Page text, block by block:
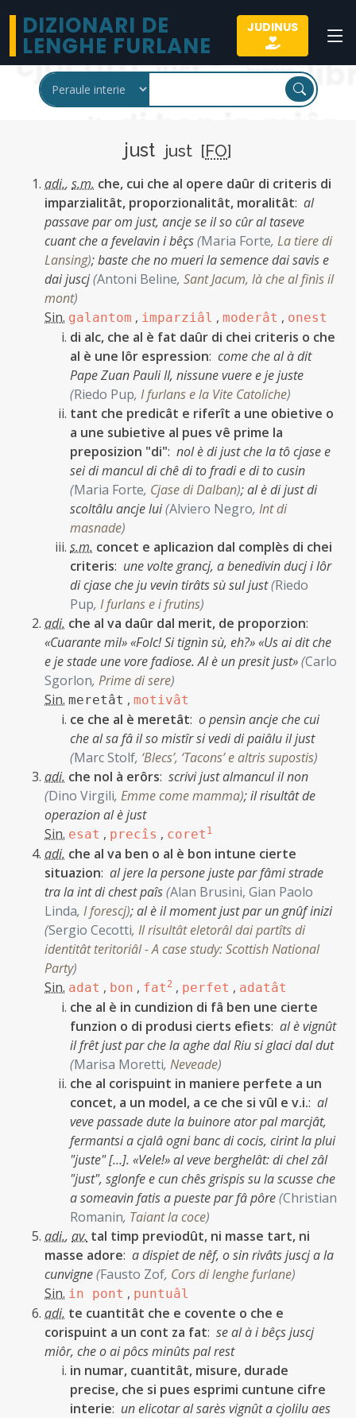
DIZIONARI DE
LENGHE FURLANE
JUDINUS
just just [FO]
adi., s.m. che, cui che al opere daûr di criteris di
imparzialitât, proporzionalitât, moralitât: al
passave par om just, ancje se il so cûr al taseve
cuant che a fevelavin i bêçs(Maria Forte, La tiere di
Lansing);baste che no mueri la semence dai savis e
dai juscj(Antoni Beline, Sant Jacum, là che al finìs il
mont)
Sin. galantom , imparziâl , moderât , onest
di alc, che al è fat daûr di chei criteris o che
al è une lôr espression: come che al à dit
Pape Zuan Pauli II, nissune vuere e je juste
(Riedo Pup, I furlans e la Vite Catoliche)
tant che predicât e riferît a une obietive o
a une subietive al pues vê prime la
preposizion "di": nol è di just che la tô cjase e
sei di mancul di chê di to fradi e di to cusin
(Maria Forte, Cjase di Dalban);al è di just di
scoltâlu ancje lui(Alviero Negro, Int di
masnade)
s.m. concet e aplicazion dal complès di chei
criteris: une volte grancj, a benedivin ducj i lôr
di cjase che ju vevin tirâts sù sul just(Riedo
Pup, I furlans e i frutins)
adi. che al va daûr dal merit, de proporzion:
«Cuarante mil» «Folc! Si tignìn sù, eh?» «Us ai dit che
e je stade une vore fadiose. Al è un presit just»(Carlo
Sgorlon, Prime di sere)
Sin. meretât , motivât
ce che al è meretât: o pensìn ancje che cui
che al sa fâ il so mistîr si vedi di paiâlu il just
(Marc Stolf, ‘Blecs’, ‘Tacons’ e altris supostis)
adi. che nol à erôrs: scrivi just almancul il non
(Dino Virgili, Emme come mamma);il risultât de
operazion al è just
Sin. esat , precîs , coret 1
adi. che al va ben o al è bon intune cierte
situazion: al jere la persone juste par fâmi strade
tra la int di chest paîs(Alan Brusini, Gian Paolo
Linda, I forescj);al è il moment just par un gnûf inizi
(Sergio Cecotti, Il risultât eletorâl dai partîts di
identitât teritoriâl - A case study: Scottish National
Party)
Sin. adat , bon , fat 2 , perfet , adatât
che al è in cundizion di fâ ben une cierte
funzion o di produsi cierts efiets: al è vignût
il frêt just par che la aghe dal Riu si glaci dal dut
(Marisa Moretti, Neveade)
che al corispuint in maniere perfete a un
concet, a un model, a ce che si vûl e v.i.: al
veve passade dute la buinore ator pal marcjât,
fermantsi a cjalâ ogni banc di cocis, cirint la plui
"juste" […]. «Vele!» al veve berghelât: di chel zâl
"just", sglonfe e cun chês grispis su la scusse che
a someavin fatis a pueste par fâ pôre(Christian
Romanin, Taiant la coce)
adi., av. tal timp previodût, ni masse tart, ni
masse adore: a dispiet de nêf, o sin rivâts juscj a la
cunvigne(Fausto Zof, Cors di lenghe furlane)
Sin. in pont , puntuâl
adi. te cuantitât che e covente o che e
corispuint a un cont za fat: se al à i bêçs juscj
miôr, che o ai pôcs minûts pal rest
in numar, cuantitât, misure, durade
precise, che si pues esprimi cuntune cifre
interie: un elicotar al sarès vignût a cjolilu aes